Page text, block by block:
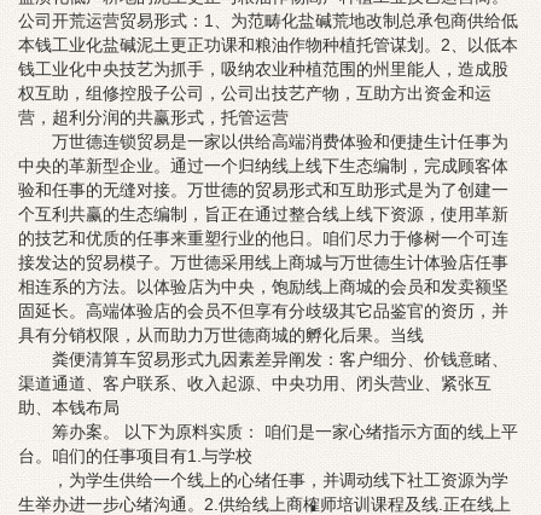
公司开荒运营贸易形式：1、为范畴化盐碱荒地改制总承包商供给低
本钱工业化盐碱泥土更正功课和粮油作物种植托管谋划。2、以低本
钱工业化中央技艺为抓手，吸纳农业种植范围的州里能人，造成股
权互助，组修控股子公司，公司出技艺产物，互助方出资金和运
营，超利分润的共赢形式，托管运营
万世德连锁贸易是一家以供给高端消费体验和便捷生计任事为
中央的革新型企业。通过一个归纳线上线下生态编制，完成顾客体
验和任事的无缝对接。万世德的贸易形式和互助形式是为了创建一
个互利共赢的生态编制，旨正在通过整合线上线下资源，使用革新
的技艺和优质的任事来重塑行业的他日。咱们尽力于修树一个可连
接发达的贸易模子。万世德采用线上商城与万世德生计体验店任事
相连系的方法。以体验店为中央，饱励线上商城的会员和发卖额坚
固延长。高端体验店的会员不但享有分歧级其它品鉴官的资历，并
具有分销权限，从而助力万世德商城的孵化后果。当线
粪便清算车贸易形式九因素差异阐发：客户细分、价钱意睹、
渠道通道、客户联系、收入起源、中央功用、闭头营业、紧张互
助、本钱布局
筹办案。 以下为原料实质： 咱们是一家心绪指示方面的线上平
台。咱们的任事项目有1.与学校
，为学生供给一个线上的心绪任事，并调动线下社工资源为学
生举办进一步心绪沟通。2.供给线上商榷师培训课程及线.正在线上